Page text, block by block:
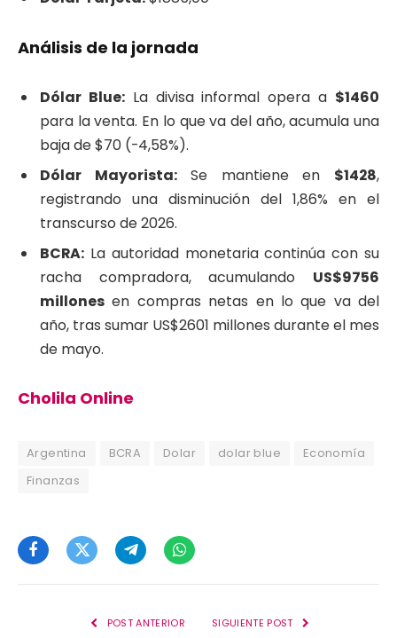
Análisis de la jornada
Dólar Blue:La divisa informal opera a $1460
para la venta. En lo que va del año, acumula una
baja de $70 (-4,58%).
Dólar Mayorista:Se mantiene en $1428,
registrando una disminución del 1,86% en el
transcurso de 2026.
BCRA: La autoridad monetaria continúa con su
racha compradora, acumulando US$9756
millones en compras netas en lo que va del
año, tras sumar US$2601 millones durante el mes
de mayo.
Cholila Online
Argentina BCRA Dolar dolar blue
Economía
Finanzas
FacebookTwitterTelegramWhatsApp
POST ANTERIOR SIGUIENTE POST